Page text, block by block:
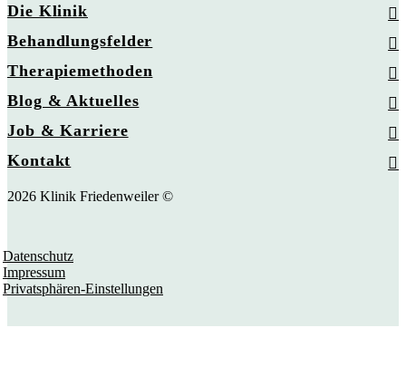
Die Klinik
Behandlungsfelder
Therapiemethoden
Blog & Aktuelles
Job & Karriere
Kontakt
2026 Klinik Friedenweiler ©
Datenschutz
Impressum
Privatsphären-Einstellungen